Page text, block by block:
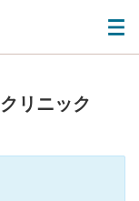
リニック